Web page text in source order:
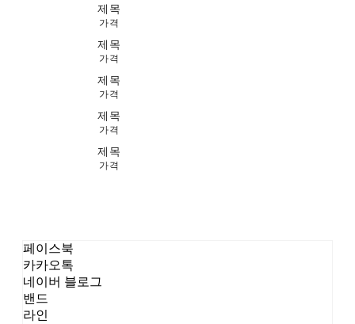
제목
가격
제목
가격
제목
가격
제목
가격
제목
가격
페이스북
카카오톡
네이버 블로그
밴드
라인